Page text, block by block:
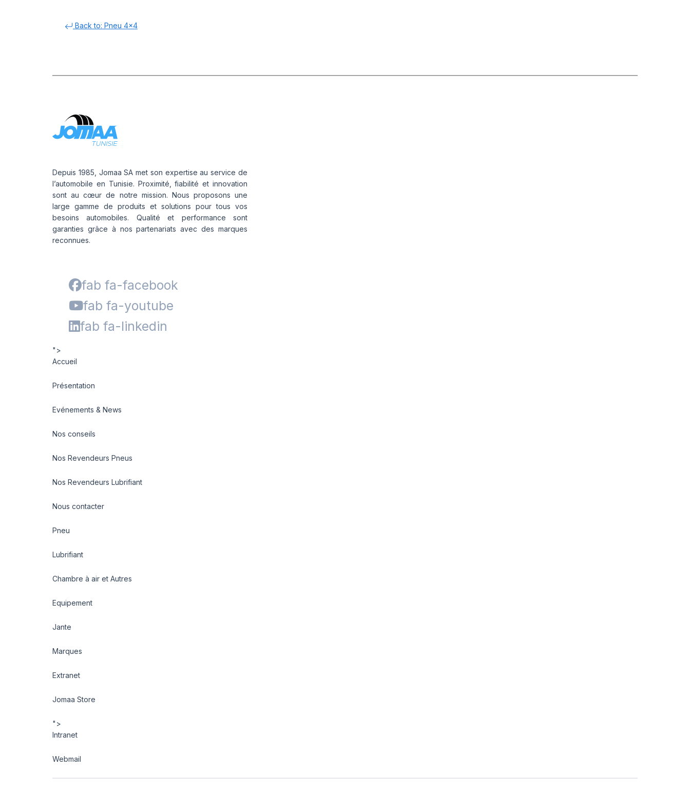
Back to: Pneu 4x4
Depuis 1985, Jomaa SA met son expertise au service de
l’automobile en Tunisie. Proximité, fiabilité et innovation
sont au cœur de notre mission. Nous proposons une
large gamme de produits et solutions pour tous vos
besoins automobiles. Qualité et performance sont
garanties grâce à nos partenariats avec des marques
reconnues.
fab fa-facebook
fab fa-youtube
fab fa-linkedin
">
Accueil
Présentation
Evénements & News
Nos conseils
Nos Revendeurs Pneus
Nos Revendeurs Lubrifiant
Nous contacter
Pneu
Lubrifiant
Chambre à air et Autres
Equipement
Jante
Marques
Extranet
Jomaa Store
">
Intranet
Webmail